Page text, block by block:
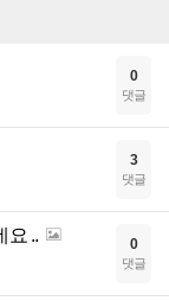
0
댓글
3
댓글
요 .. 0
댓글